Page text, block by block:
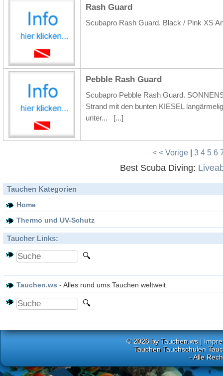
Rash Guard
Scubapro Rash Guard. Black / Pink XS
Pebble Rash Guard
Scubapro Pebble Rash Guard.
Strand mit den bunten KIESEL
unter... [...]
< < Vorige| 3 4 5 6
Best Scuba Diving:
Tauchen Kategorien
Home
Thermo und UV-Schutz
Taucher Links:
Tauchen.ws - Alles rund ums Tauchen weltweit
© 2026 byTauchen.ws|
Tauchen Tauchschulen
- Alle